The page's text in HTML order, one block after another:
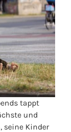
tappt
und
seine Kinder